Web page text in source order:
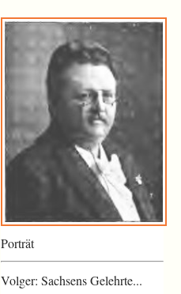
Porträt
Volger: Sachsens Gelehrte...